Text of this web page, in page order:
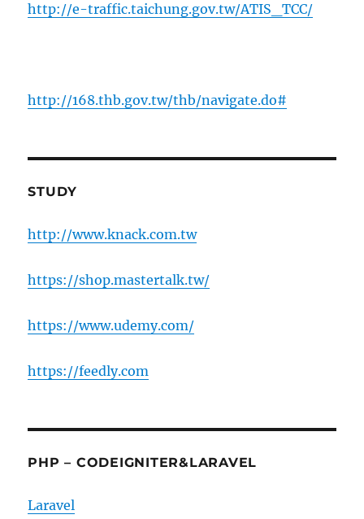
http://e-traffic.taichung.gov.tw/ATIS_TCC/
http://168.thb.gov.tw/thb/navigate.do#
STUDY
http://www.knack.com.tw
https://shop.mastertalk.tw/
https://www.udemy.com/
https://feedly.com
PHP – CODEIGNITER&LARAVEL
Laravel